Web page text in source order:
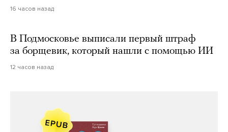
16 часов назад
В Подмосковье выписали первый штраф
за борщевик, который нашли с помощью ИИ
12 часов назад